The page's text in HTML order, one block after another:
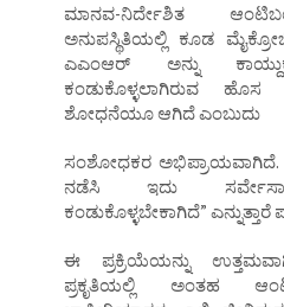
ಮಾನವ-ನಿರ್ದೇಶಿತ
ಅನುಪಸ್ಥಿತಿಯಲ್ಲಿ ಕೂಡ
ಎಎಂಆರ್ ಅನ್ನು
ಕಂಡುಕೊಳ್ಳಲಾಗಿರುವ ಹೊಸ
ಶೋಧನೆಯೂ ಆಗಿದೆ ಎಂಬುದು
ಸಂಶೋಧಕರ ಅಭಿಪ್ರಾಯವಾಗಿದೆ.
ನಡೆಸಿ ಇದು
ಕಂಡುಕೊಳ್ಳಬೇಕಾಗಿದೆ” ಎನ್ನುತ್ತಾರೆ
ಈ ಪ್ರಕ್ರಿಯೆಯನ್ನು
ಪ್ರಕೃತಿಯಲ್ಲಿ ಅಂತಹ